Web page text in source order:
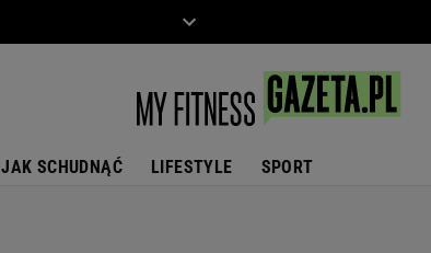
JAK SCHUDNĄĆ LIFESTYLE SPORT